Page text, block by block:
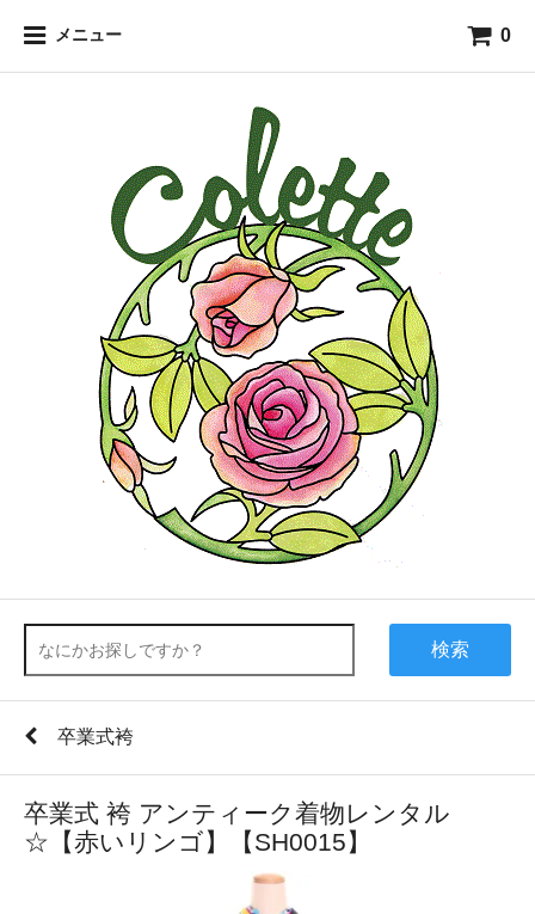
メニュー 0
検索
卒業式袴
卒業式 袴 アンティーク着物レンタル
☆【赤いリンゴ】【SH0015】